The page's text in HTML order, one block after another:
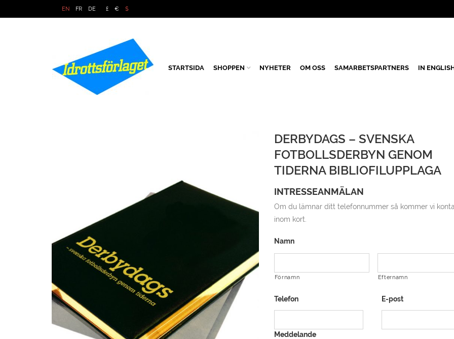
EN FR DE £ € $
STARTSIDA SHOPPEN NYHETER OM OSS SAMARBETSPARTNERS IN
DERBYDAGS – SVENSKA
FOTBOLLSDERBYN GENOM
TIDERNA BIBLIOFILUPPLAGA
INTRESSEANMÄLAN
Om du lämnar ditt telefonnummer så kommer vi
inom kort.
Namn
Förnamn Efternamn
Telefon E-post
Meddelande